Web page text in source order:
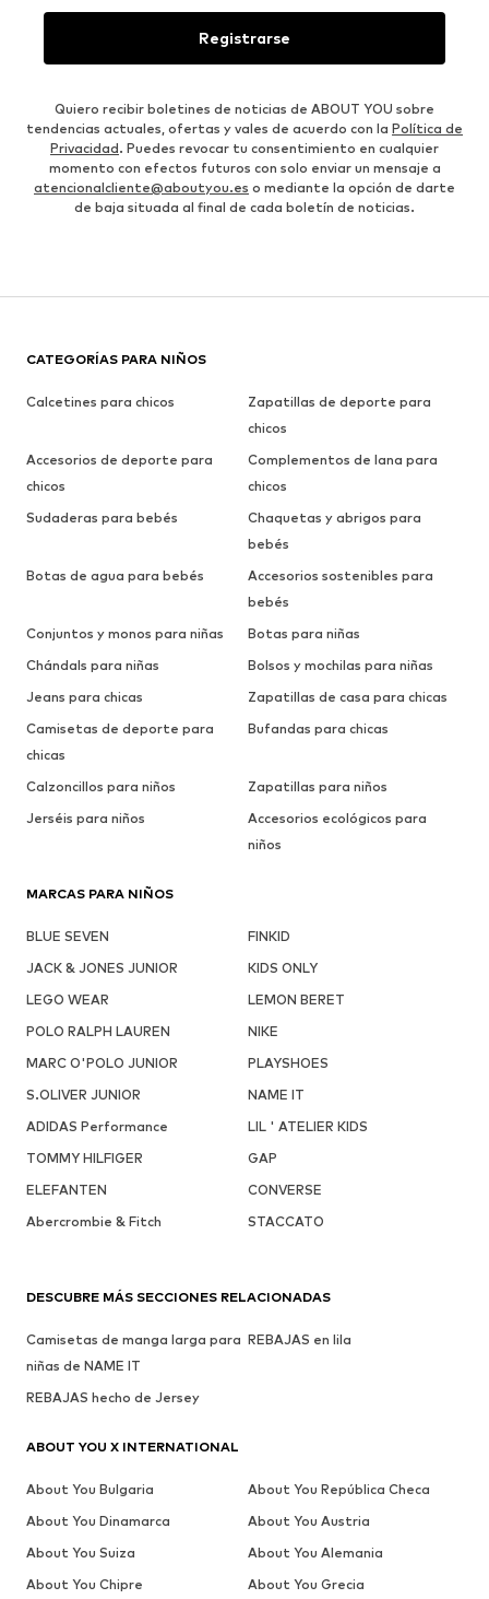
Registrarse
Quiero recibir boletines de noticias de ABOUT YOU sobre
tendencias actuales, ofertas y vales de acuerdo con la Política de
Privacidad. Puedes revocar tu consentimiento en cualquier
momento con efectos futuros con solo enviar un mensaje a
atencionalcliente@aboutyou.es o mediante la opción de darte
de baja situada al final de cada boletín de noticias.
CATEGORÍAS PARA NIÑOS
Calcetines para chicos
Zapatillas de deporte para
chicos
Accesorios de deporte para
chicos
Complementos de lana para
chicos
Sudaderas para bebés
Chaquetas y abrigos para
bebés
Botas de agua para bebés
Accesorios sostenibles para
bebés
Conjuntos y monos para niñas
Botas para niñas
Chándals para niñas
Bolsos y mochilas para niñas
Jeans para chicas
Zapatillas de casa para chicas
Camisetas de deporte para
chicas
Bufandas para chicas
Calzoncillos para niños
Zapatillas para niños
Jerséis para niños
Accesorios ecológicos para
niños
MARCAS PARA NIÑOS
BLUE SEVEN
FINKID
JACK & JONES JUNIOR
KIDS ONLY
LEGO WEAR
LEMON BERET
POLO RALPH LAUREN
NIKE
MARC O'POLO JUNIOR
PLAYSHOES
S.OLIVER JUNIOR
NAME IT
ADIDAS Performance
LIL ' ATELIER KIDS
TOMMY HILFIGER
GAP
ELEFANTEN
CONVERSE
Abercrombie & Fitch
STACCATO
DESCUBRE MÁS SECCIONES RELACIONADAS
Camisetas de manga larga para
niñas de NAME IT
REBAJAS en lila
REBAJAS hecho de Jersey
ABOUT YOU X INTERNATIONAL
About You Bulgaria
About You República Checa
About You Dinamarca
About You Austria
About You Suiza
About You Alemania
About You Chipre
About You Grecia